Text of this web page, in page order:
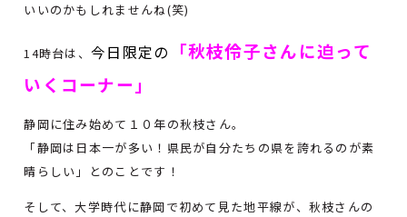
いいのかもしれませんね(笑)
14時台は、今日限定の
「秋枝伶子さんに迫って
いくコーナー」
静岡に住み始めて１０年の秋枝さん。
「静岡は日本一が多い！県民が自分たちの県を誇れるのが素
晴らしい」とのことです！
そして、大学時代に静岡で初めて見た地平線が、秋枝さんの